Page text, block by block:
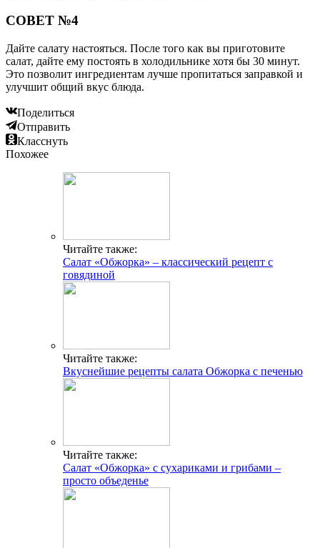
СОВЕТ №4
Дайте салату настояться. После того как вы приготовите
салат, дайте ему постоять в холодильнике хотя бы 30 минут.
Это позволит ингредиентам лучше пропитаться заправкой и
улучшит общий вкус блюда.
Поделиться
Отправить
Класснуть
Похожее
Читайте также:
Салат «Обжорка» – классический рецепт с
говядиной
Читайте также:
Вкуснейшие рецепты салата Обжорка с печенью
Читайте также:
Салат «Обжорка» с сухариками и грибами –
просто объеденье